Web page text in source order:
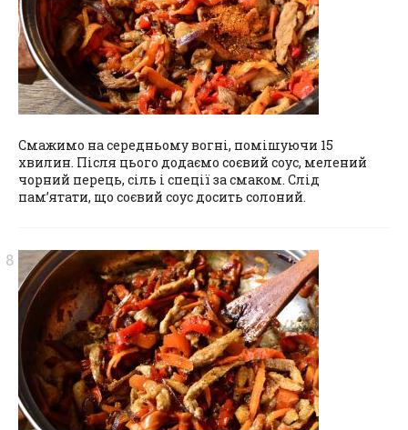
Смажимо на середньому вогні, помішуючи 15
хвилин. Після цього додаємо соєвий соус, мелений
чорний перець, сіль і спеції за смаком. Слід
пам’ятати, що соєвий соус досить солоний.